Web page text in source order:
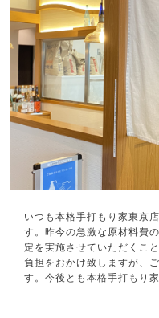
いつも本格手打もり家東京
す。昨今の急激な原材料費
定を実施させていただくこ
負担をおかけ致しますが、
す。今後とも本格手打もり